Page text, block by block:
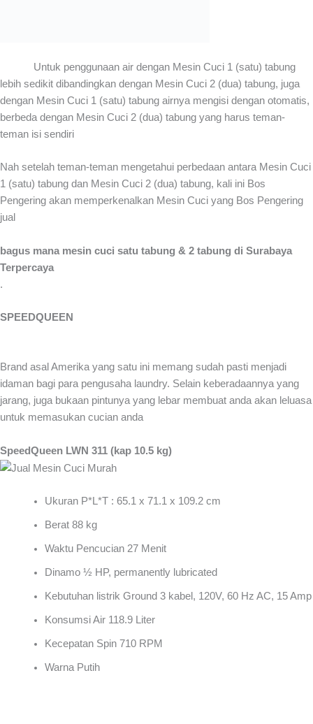
Untuk penggunaan air dengan Mesin Cuci 1 (satu) tabung
lebih sedikit dibandingkan dengan Mesin Cuci 2 (dua) tabung, juga
dengan Mesin Cuci 1 (satu) tabung airnya mengisi dengan otomatis,
berbeda dengan Mesin Cuci 2 (dua) tabung yang harus teman-
teman isi sendiri
Nah setelah teman-teman mengetahui perbedaan antara Mesin Cuci
1 (satu) tabung dan Mesin Cuci 2 (dua) tabung, kali ini Bos
Pengering akan memperkenalkan Mesin Cuci yang Bos Pengering
jual
bagus mana mesin cuci satu tabung & 2 tabung di Surabaya
Terpercaya
.
SPEEDQUEEN
Brand asal Amerika yang satu ini memang sudah pasti menjadi
idaman bagi para pengusaha laundry. Selain keberadaannya yang
jarang, juga bukaan pintunya yang lebar membuat anda akan leluasa
untuk memasukan cucian anda
SpeedQueen LWN 311 (kap 10.5 kg)
Ukuran P*L*T : 65.1 x 71.1 x 109.2 cm
Berat 88 kg
Waktu Pencucian 27 Menit
Dinamo ½ HP, permanently lubricated
Kebutuhan listrik Ground 3 kabel, 120V, 60 Hz AC, 15 Amp
Konsumsi Air 118.9 Liter
Kecepatan Spin 710 RPM
Warna Putih